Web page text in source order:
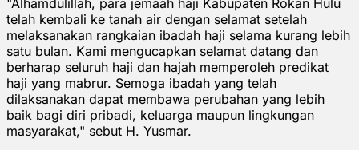
telah kembali ke tanah air dengan selamat setelah
melaksanakan rangkaian ibadah haji selama kurang lebih
satu bulan. Kami mengucapkan selamat datang dan
berharap seluruh haji dan hajah memperoleh predikat
haji yang mabrur. Semoga ibadah yang telah
dilaksanakan dapat membawa perubahan yang lebih
baik bagi diri pribadi, keluarga maupun lingkungan
masyarakat," sebut H. Yusmar.